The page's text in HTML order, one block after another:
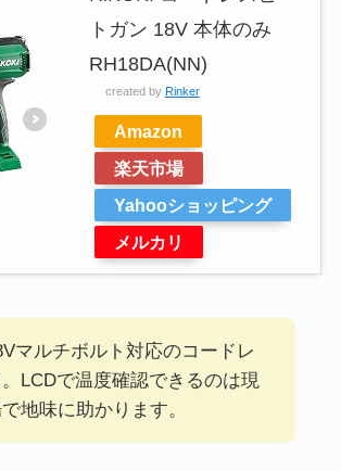
トガン 18V 本体のみ
RH18DA(NN)
created by Rinker
Amazon
楽天市場
Yahooショッピング
メルカリ
マルチボルト対応のコードレ
LCDで温度確認できるのは現
地味に助かります。